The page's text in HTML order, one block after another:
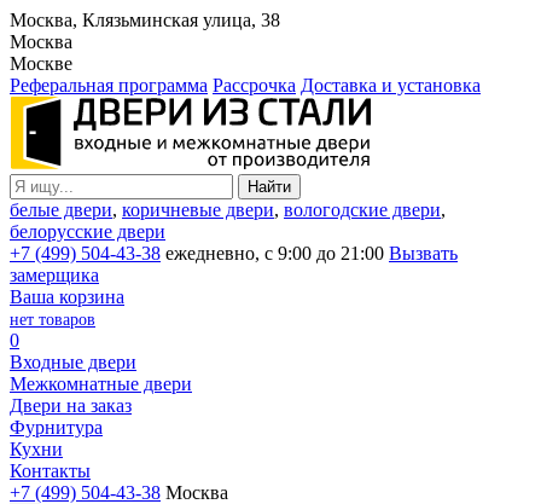
Москва, Клязьминская улица, 38
Москва
Москве
Реферальная программа Рассрочка Доставка и установка
белые двери, коричневые двери, вологодские двери,
белорусские двери
+7 (499) 504-43-38 ежедневно, с 9:00 до 21:00 Вызвать
замерщика
Ваша корзина
нет товаров
0
Входные двери
Межкомнатные двери
Двери на заказ
Фурнитура
Кухни
Контакты
+7 (499) 504-43-38 Москва